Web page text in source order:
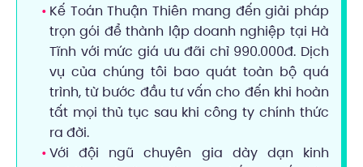
Kế Toán Thuận Thiên mang đến giải pháp
trọn gói để thành lập doanh nghiệp tại Hà
Tĩnh với mức giá ưu đãi chỉ 990.000đ. Dịch
vụ của chúng tôi bao quát toàn bộ quá
trình, từ bước đầu tư vấn cho đến khi hoàn
tất mọi thủ tục sau khi công ty chính thức
ra đời.
Với đội ngũ chuyên gia dày dạn kinh